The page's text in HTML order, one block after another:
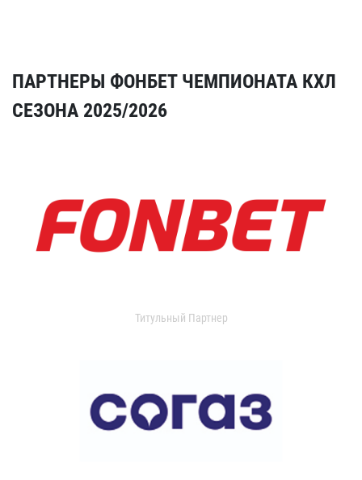
ПАРТНЕРЫ ФОНБЕТ ЧЕМПИОНАТА КХЛ
СЕЗОНА 2025/2026
Титульный Партнер